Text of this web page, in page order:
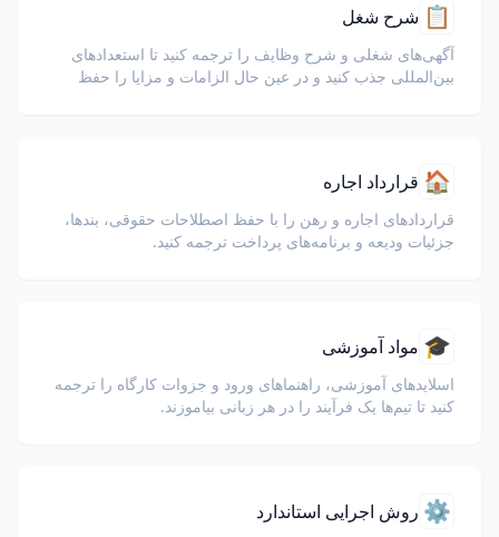
📋 شرح شغل
آگهی‌های شغلی و شرح وظایف را ترجمه کنید تا استعدادهای
بین‌المللی جذب کنید و در عین حال الزامات و مزایا را حفظ
🏠 قرارداد اجاره
قراردادهای اجاره و رهن را با حفظ اصطلاحات حقوقی، بندها،
جزئیات ودیعه و برنامه‌های پرداخت ترجمه کنید.
🎓 مواد آموزشی
اسلایدهای آموزشی، راهنماهای ورود و جزوات کارگاه را ترجمه
کنید تا تیم‌ها یک فرآیند را در هر زبانی بیاموزند.
⚙️ روش اجرایی استاندارد